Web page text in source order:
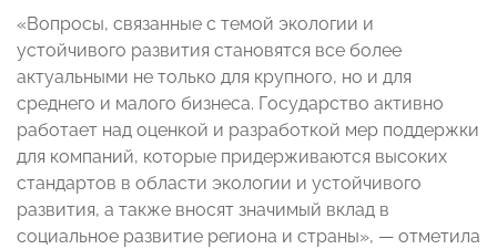
«Вопросы, связанные с темой экологии и
устойчивого развития становятся все более
актуальными не только для крупного, но и для
среднего и малого бизнеса. Государство активно
работает над оценкой и разработкой мер поддержки
для компаний, которые придерживаются высоких
стандартов в области экологии и устойчивого
развития, а также вносят значимый вклад в
социальное развитие региона и страны», — отметила